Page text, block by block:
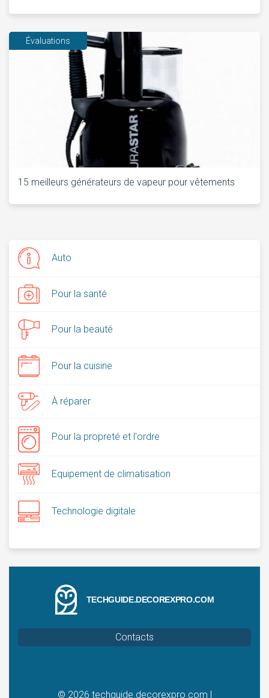
Évaluations
15 meilleurs générateurs de vapeur pour vêtements
Auto
Pour la santé
Pour la beauté
Pour la cuisine
À réparer
Pour la propreté et l'ordre
Equipement de climatisation
Technologie digitale
TECHGUIDE.DECOREXPRO.COM
Contacts
© 2026 techguide.decorexpro.com |